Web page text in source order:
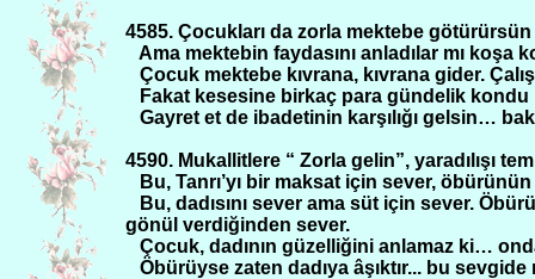
4585. Çocukları da zorla mektebe
Ama mektebin faydasını anladılar mı koşa
Çocuk mektebe kıvrana, kıvrana gider.
Fakat kesesine birkaç para gündelik kondu
Gayret et de ibadetinin karşılığı gelsin…
4590. Mukallitlere “ Zorla gelin”, yaradılışı
Bu, Tanrı’yı bir maksat için sever,
Bu, dadısını sever ama süt için sever.
gönül verdiğinden sever.
Çocuk, dadının güzelliğini anlamaz ki…
Öbürüyse zaten dadıya âşıktır... bu